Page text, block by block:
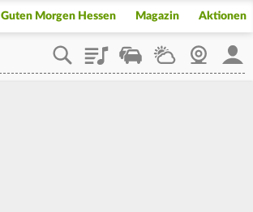
Guten Morgen Hessen Magazin Aktionen
PlaylistStaupilotWetterWebcam